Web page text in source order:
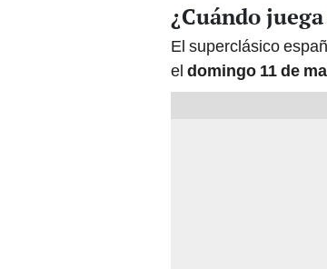
¿Cuándo
El superclásico
el domingo 11 de